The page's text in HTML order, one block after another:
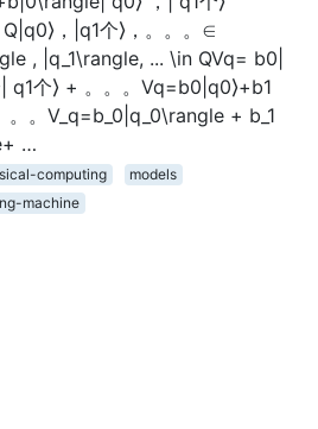
，|q1个⟩，。。。∈
, |q_1\rangle, ... \in QVq= b0|
q1个⟩ + 。。。Vq=b0|q0⟩+b1
。。V_q=b_0|q_0\rangle + b_1
…
computing
models
machine